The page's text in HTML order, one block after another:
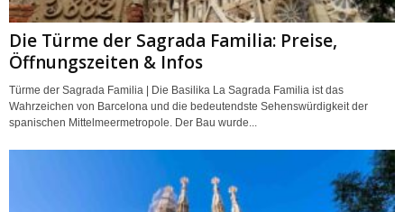
Die Türme der Sagrada Familia: Preise,
Öffnungszeiten & Infos
Türme der Sagrada Familia | Die Basilika La Sagrada Familia ist das
Wahrzeichen von Barcelona und die bedeutendste Sehenswürdigkeit der
spanischen Mittelmeermetropole. Der Bau wurde...